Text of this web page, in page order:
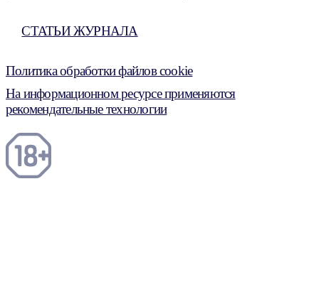
СТАТЬИ ЖУРНАЛА
Политика обработки файлов cookie
На информационном ресурсе применяются
рекомендательные технологии